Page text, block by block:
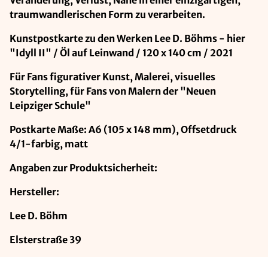
traumwandlerischen Form zu verarbeiten.
Kunstpostkarte zu den Werken Lee D. Böhms - hier
"Idyll II" / Öl auf Leinwand / 120 x 140 cm / 2021
Für Fans figurativer Kunst, Malerei, visuelles
Storytelling, für Fans von Malern der "Neuen
Leipziger Schule"
Postkarte Maße: A6 (105 x 148 mm), Offsetdruck
4/1-farbig, matt
Angaben zur Produktsicherheit:
Hersteller:
Lee D. Böhm
Elsterstraße 39